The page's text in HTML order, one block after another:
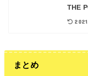
THE
まとめ